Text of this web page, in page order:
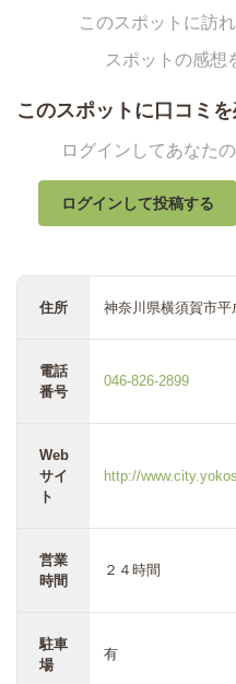
このスポットに訪
スポットの感想
このスポットに口コミ
ログインしてあなた
ログインして投稿する
住所 神奈川県横須賀市平
電話
番号
046-826-2899
Web
サイ
ト
http://
営業
時間
２４時間
駐車
場
有